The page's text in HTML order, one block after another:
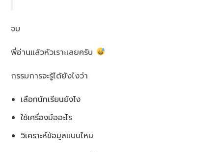
จบ
พี่อ่านแล้วหัวเราะเลยครับ
กรรมการจะรู้ได้ยังไงว่า
เลือกนักเรียนยังไง
ใช้เครื่องมืออะไร
วิเคราะห์ข้อมูลแบบไหน